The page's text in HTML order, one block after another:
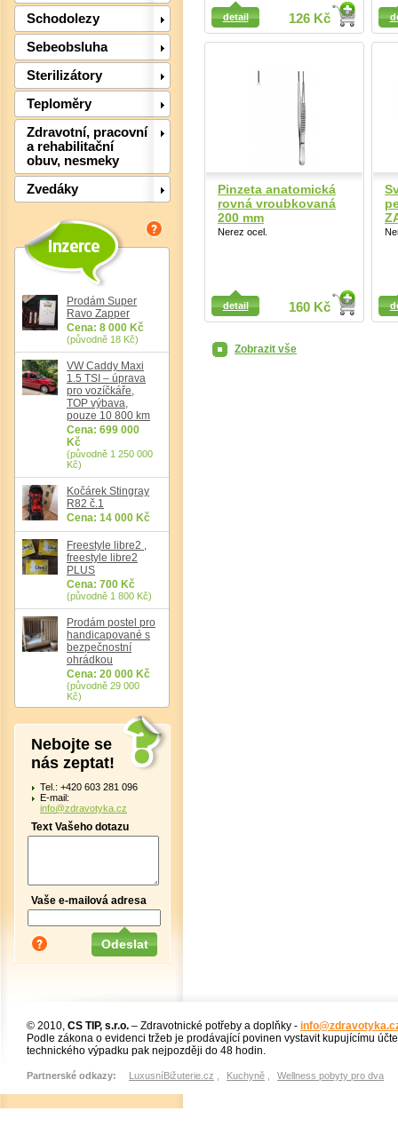
Schodolezy
Sebeobsluha
Sterilizátory
Teploměry
Zdravotní, pracovní
a rehabilitační
obuv, nesmeky
Zvedáky
Prodám Super
Ravo Zapper
Cena: 8 000 Kč
(původně 18 Kč)
VW Caddy Maxi
1.5 TSI – úprava
pro vozíčkáře,
TOP výbava,
pouze 10 800 km
Cena: 699 000
Kč
(původně 1 250 000
Kč)
Kočárek Stingray
R82 č.1
Cena: 14 000 Kč
Freestyle libre2 ,
freestyle libre2
PLUS
Cena: 700 Kč
(původně 1 800 Kč)
Prodám postel pro
handicapované s
bezpečnostní
ohrádkou
Cena: 20 000 Kč
(původně 29 000
Kč)
Nebojte se
nás zeptat!
Tel.: +420 603 281 096
E-mail:
info@zdravotyka.cz
Text Vašeho dotazu
Vaše e-mailová adresa
126 Kč
detail
Detail
Detail
Pinzeta anatomická
rovná vroubkovaná
200 mm
Nerez ocel.
160 Kč
detail
Detail
Detail
Zobrazit vše
© 2010, CS TIP, s.r.o. – Zdravotnické potřeby a doplňky -
Podle zákona o evidenci tržeb je prodávající povinen vystavit kupujícímu
technického výpadku pak nejpozději do 48 hodin.
Partnerské odkazy: LuxusníBižuterie.cz Kuchyně Wellness pobyty pro dva